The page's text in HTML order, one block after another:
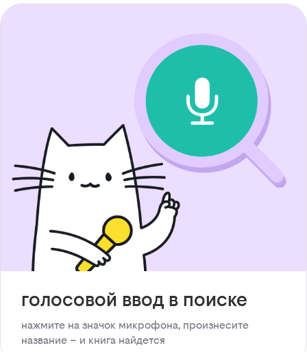
голосовой ввод в поиске
нажмите на значок микрофона, произнесите
название – и книга найдется